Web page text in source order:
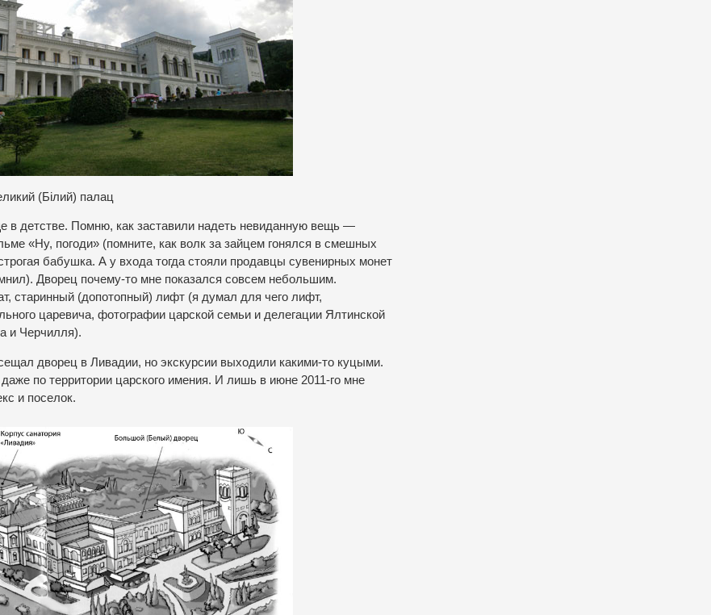
(Білий) палац
детстве. Помню, как заставили надеть невиданную вещь —
«Ну, погоди» (помните, как волк за зайцем гонялся в смешных
бабушка. А у входа тогда стояли продавцы сувенирных монет
Дворец почему-то мне показался совсем небольшим.
старинный (допотопный) лифт (я думал для чего лифт,
царевича, фотографии царской семьи и делегации Ялтинской
и Черчилля).
дворец в Ливадии, но экскурсии выходили какими-то куцыми.
по территории царского имения. И лишь в июне 2011-го мне
и поселок.